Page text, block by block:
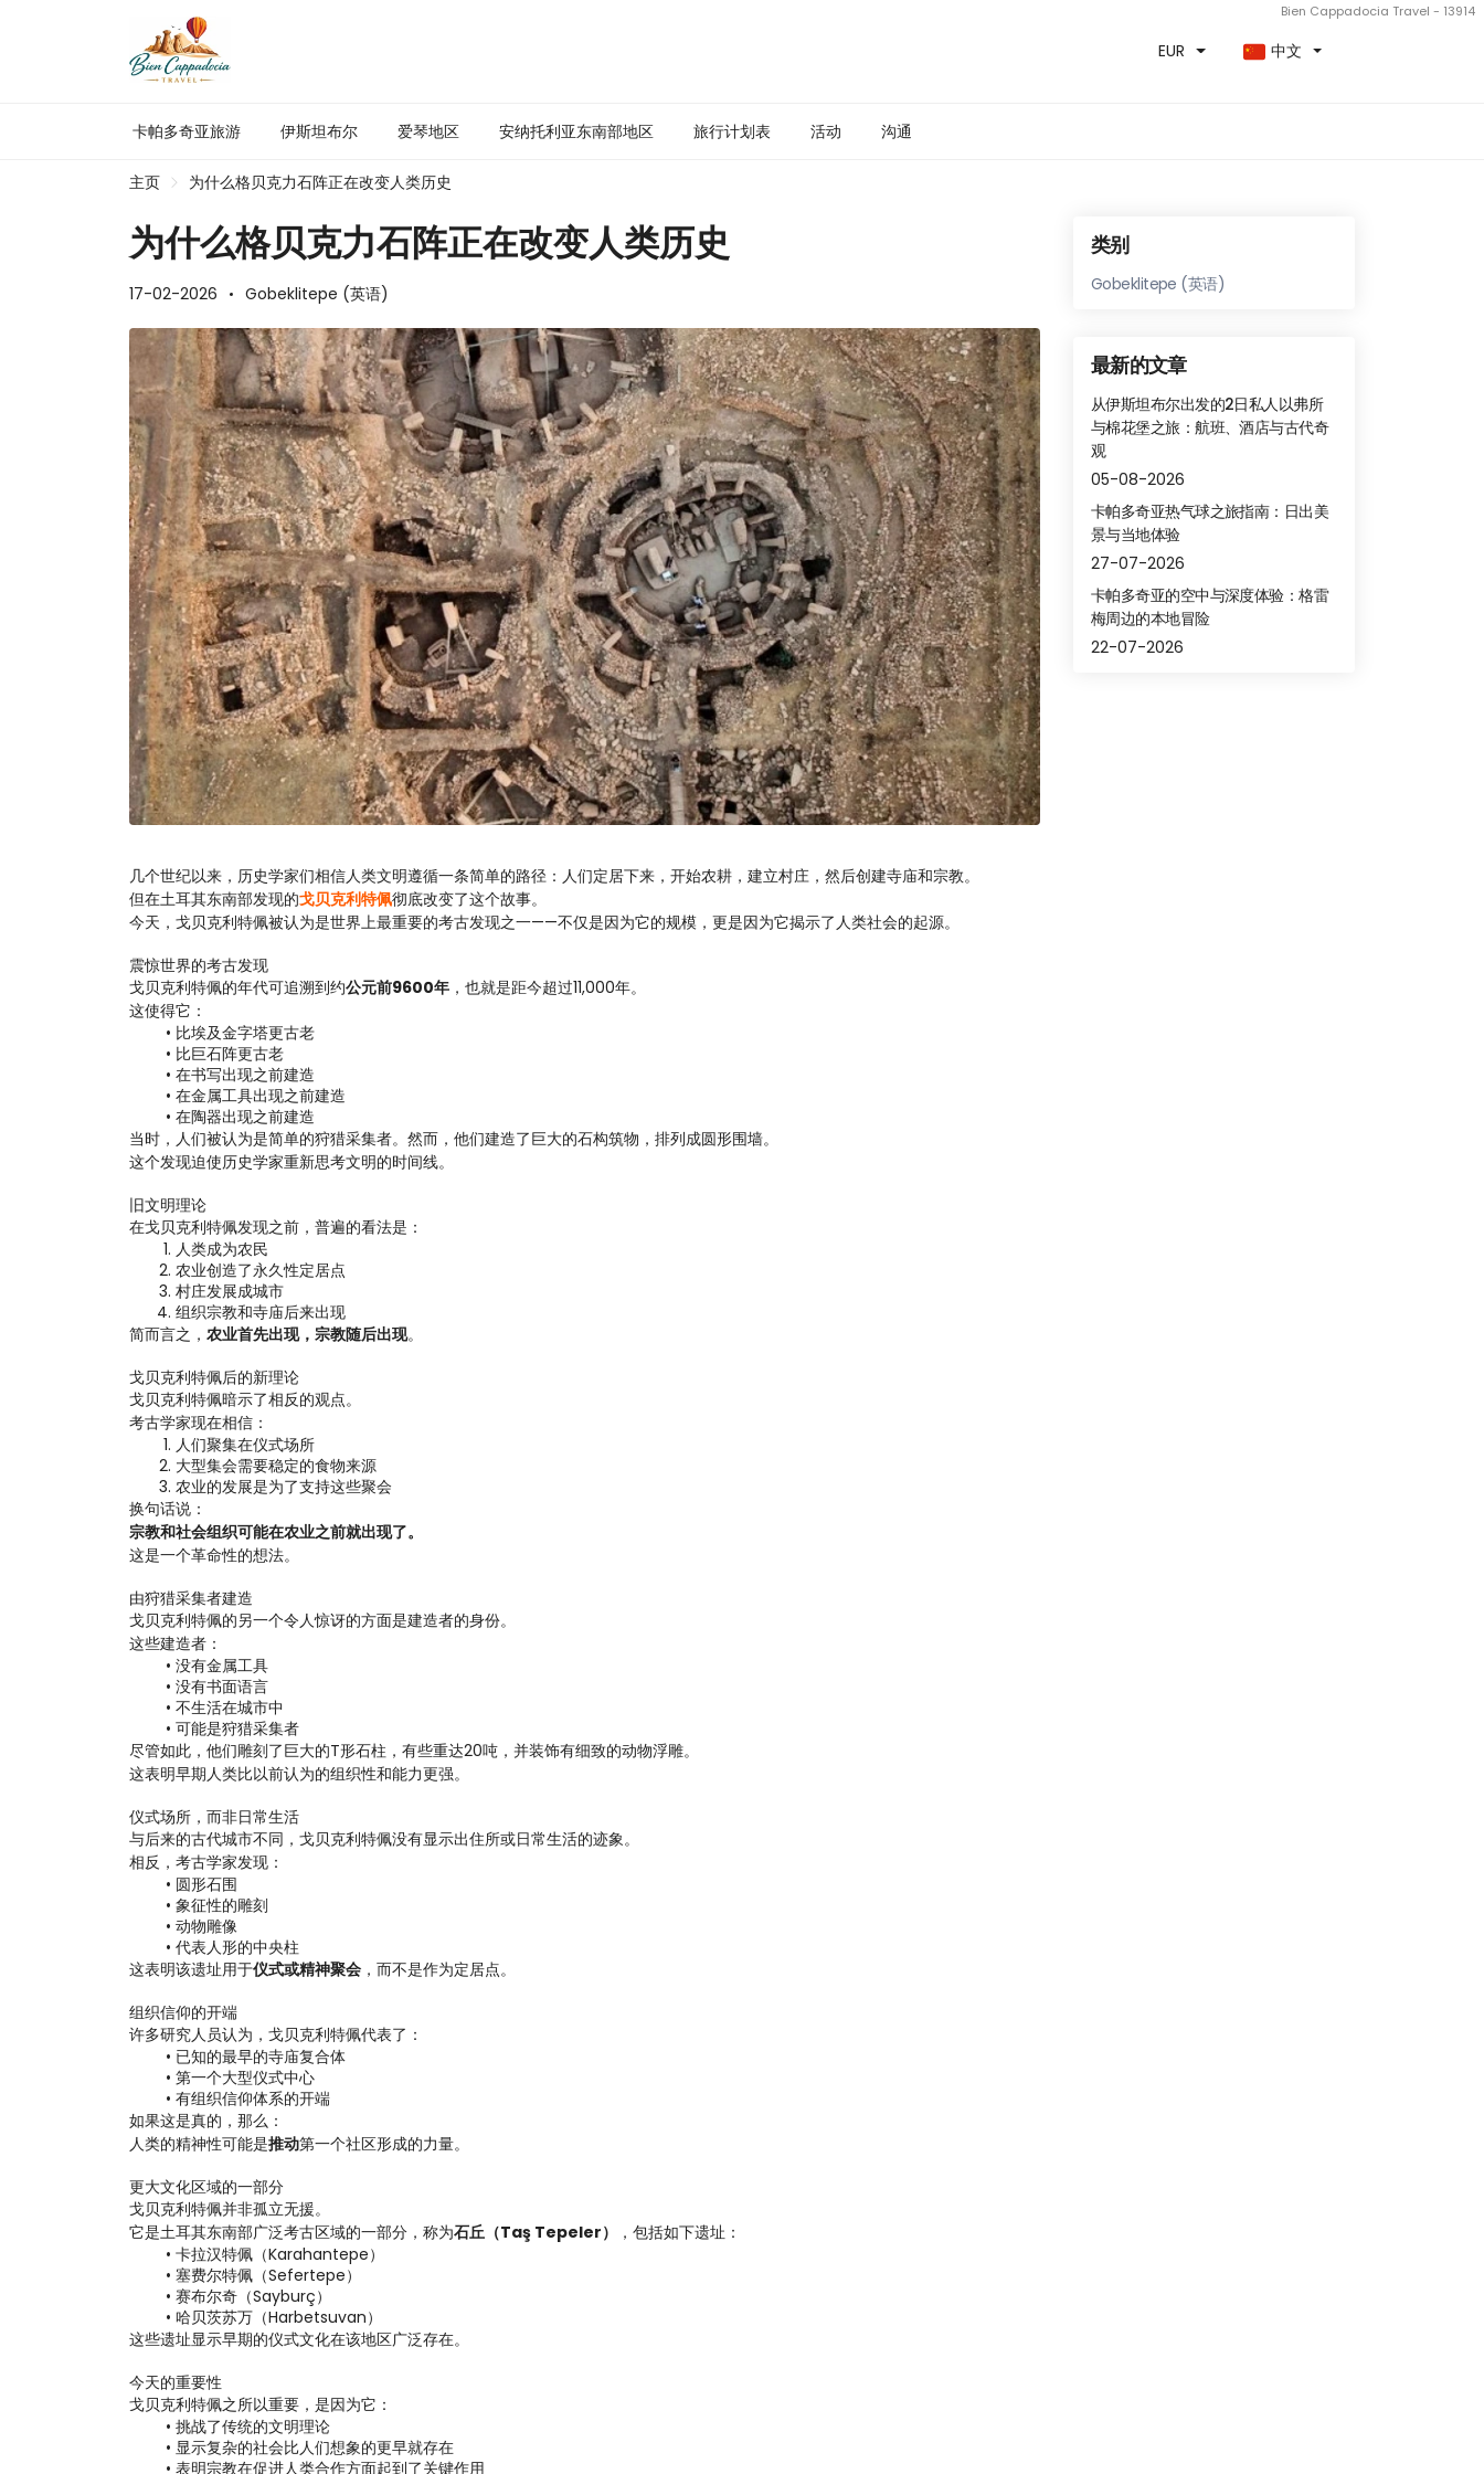
Bien Cappadocia Travel - 13914
EUR 中文
卡帕多奇亚旅游 伊斯坦布尔 爱琴地区 安纳托利亚东南部地区 旅行计划表 活动 沟通
主页 为什么格贝克力石阵正在改变人类历史
为什么格贝克力石阵正在改变人类历史
17-02-2026 Gobeklitepe (英语)
几个世纪以来，历史学家们相信人类文明遵循一条简单的路径：人们定居下来，开始农耕，建立村庄，然后创建寺庙和宗教。
但在土耳其东南部发现的戈贝克利特佩彻底改变了这个故事。
今天，戈贝克利特佩被认为是世界上最重要的考古发现之一——不仅是因为它的规模，更是因为它揭示了人类社会的起源。
震惊世界的考古发现
戈贝克利特佩的年代可追溯到约公元前9600年 ，也就是距今超过11,000年。
这使得它：
比埃及金字塔更古老
比巨石阵更古老
在书写出现之前建造
在金属工具出现之前建造
在陶器出现之前建造
当时，人们被认为是简单的狩猎采集者。然而，他们建造了巨大的石构筑物，排列成圆形围墙。
这个发现迫使历史学家重新思考文明的时间线。
旧文明理论
在戈贝克利特佩发现之前，普遍的看法是：
人类成为农民
农业创造了永久性定居点
村庄发展成城市
组织宗教和寺庙后来出现
简而言之， 农业首先出现，宗教随后出现。
戈贝克利特佩后的新理论
戈贝克利特佩暗示了相反的观点。
考古学家现在相信：
人们聚集在仪式场所
大型集会需要稳定的食物来源
农业的发展是为了支持这些聚会
换句话说：
宗教和社会组织可能在农业之前就出现了。
这是一个革命性的想法。
由狩猎采集者建造
戈贝克利特佩的另一个令人惊讶的方面是建造者的身份。
这些建造者：
没有金属工具
没有书面语言
不生活在城市中
可能是狩猎采集者
尽管如此，他们雕刻了巨大的T形石柱，有些重达20吨，并装饰有细致的动物浮雕。
这表明早期人类比以前认为的组织性和能力更强。
仪式场所，而非日常生活
与后来的古代城市不同，戈贝克利特佩没有显示出住所或日常生活的迹象。
相反，考古学家发现：
圆形石围
象征性的雕刻
动物雕像
代表人形的中央柱
这表明该遗址用于仪式或精神聚会 ，而不是作为定居点。
组织信仰的开端
许多研究人员认为，戈贝克利特佩代表了：
已知的最早的寺庙复合体
第一个大型仪式中心
有组织信仰体系的开端
如果这是真的，那么：
人类的精神性可能是推动第一个社区形成的力量。
更大文化区域的一部分
戈贝克利特佩并非孤立无援。
它是土耳其东南部广泛考古区域的一部分，称为石丘（Taş Tepeler）
，包括如下遗址：
卡拉汉特佩（Karahantepe）
塞费尔特佩（Sefertepe）
赛布尔奇（Sayburç）
哈贝茨苏万（Harbetsuvan）
这些遗址显示早期的仪式文化在该地区广泛存在。
今天的重要性
戈贝克利特佩之所以重要，是因为它：
挑战了传统的文明理论
显示复杂的社会比人们想象的更早就存在
表明宗教在促进人类合作方面起到了关键作用
类别
Gobeklitepe (英语)
最新的文章
从伊斯坦布尔出发的2日私人以弗所
与棉花堡之旅：航班、酒店与古代奇
观
05-08-2026
卡帕多奇亚热气球之旅指南：日出美
景与当地体验
27-07-2026
卡帕多奇亚的空中与深度体验：格雷
梅周边的本地冒险
22-07-2026